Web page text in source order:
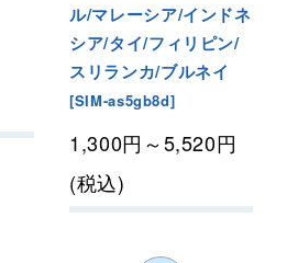
ル/マレーシア/インドネ
シア/タイ/フィリピン/
スリランカ/ブルネイ
[SIM-as5gb8d]
1,300円 ～5,520円
(税込)